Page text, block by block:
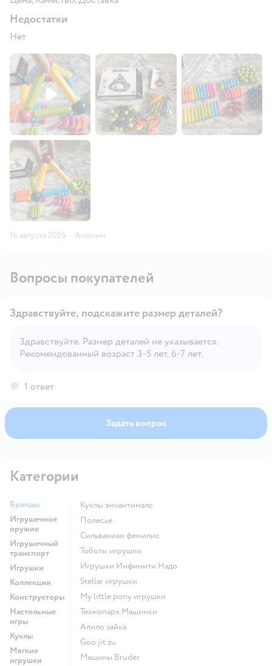
Недостатки
Нет
16 августа 2025 · Аноним
Вопросы покупателей
Открыть вопрос
Здравствуйте, подскажите размер деталей?
Здравствуйте. Размер деталей не указывается.
Рекомендованный возраст 3-5 лет, 6-7 лет.
1 ответ
Задать вопрос
Категории
Бренды
Игрушечное
оружие
Игрушечный
транспорт
Игрушки
Коллекции
Конструкторы
Настольные
игры
Куклы
Мягкие
игрушки
Куклы энчантималс
Полесье
Сильваниан фемилис
Тоботы игрушки
Игрушки Инфинити Надо
Stellar игрушки
my little pony игрушки
Технопарк Машинки
Алило зайка
Goo jit zu
Машины Bruder